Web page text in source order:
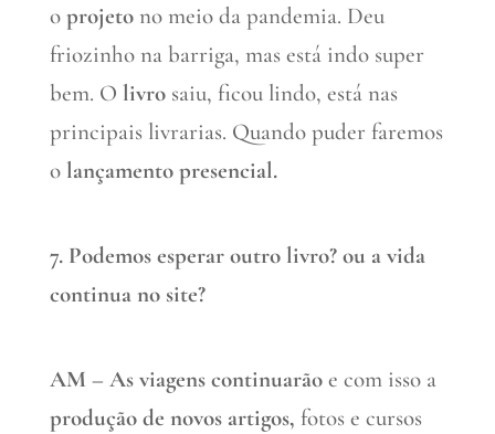
o projetono meio da pandemia. Deu
friozinho na barriga, mas está indo super
bem. O livrosaiu, ficou lindo, está nas
principais livrarias. Quando puder faremos
o lançamento presencial.
7. Podemos esperar outro livro? ou a vida
continua no site?
AM – As viagens continuarãoe com isso a
produção de novos artigos, fotos e cursos